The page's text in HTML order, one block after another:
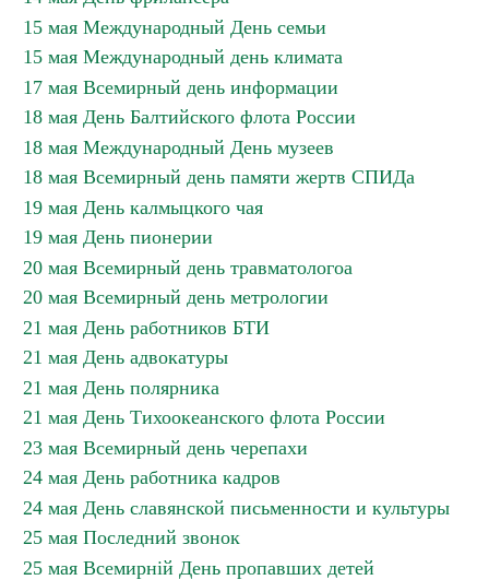
15 мая Международный День семьи
15 мая Международный день климата
17 мая Всемирный день информации
18 мая День Балтийского флота России
18 мая Международный День музеев
18 мая Всемирный день памяти жертв СПИДа
19 мая День калмыцкого чая
19 мая День пионерии
20 мая Всемирный день травматологоа
20 мая Всемирный день метрологии
21 мая День работников БТИ
21 мая День адвокатуры
21 мая День полярника
21 мая День Тихоокеанского флота России
23 мая Всемирный день черепахи
24 мая День работника кадров
24 мая День славянской письменности и культуры
25 мая Последний звонок
25 мая Всемирній День пропавших детей